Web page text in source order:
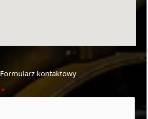
Formularz kontaktowy
*